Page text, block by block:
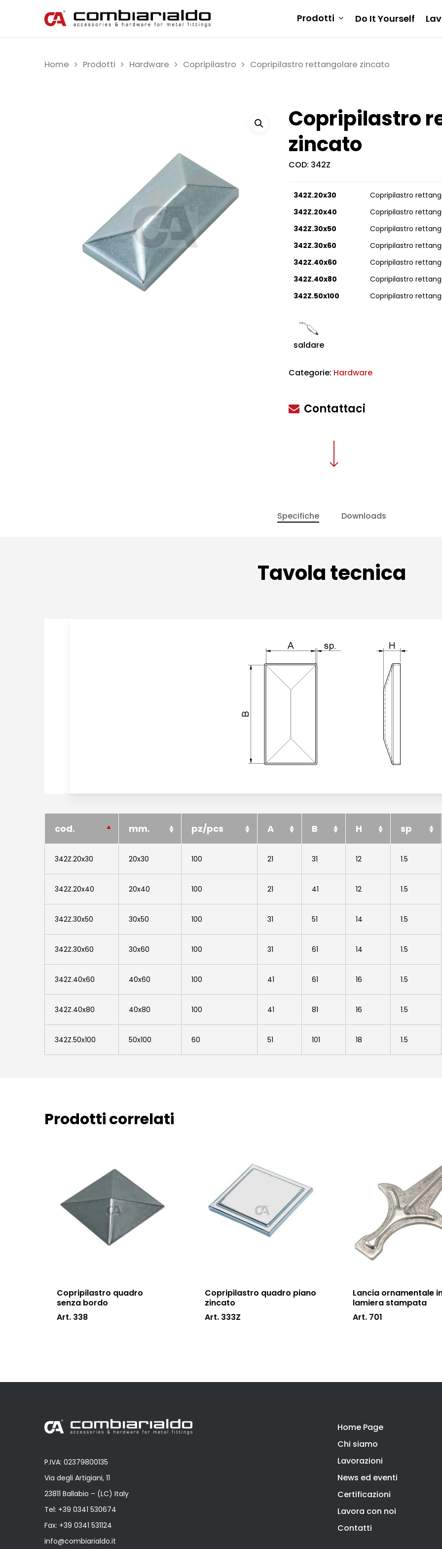
Prodotti Do It Yourself
Home Prodotti Hardware Copripilastro Copripilastro rettangolare zincato
Copripilastro
zincato
COD: 342Z
342Z.20x30
Copripilastro
342Z.20x40
Copripilastro
342Z.30x50
Copripilastro
342Z.30x60
Copripilastro
342Z.40x60
Copripilastro
342Z.40x80
Copripilastro
342Z.50x100
Copripilastro
saldare
Categorie: Hardware
Contattaci
Specifiche Downloads
Tavola tecnica
cod. mm. pz/pcs A B H sp
342Z.20x30 20x30 100 21 31 12 1.5
342Z.20x40 20x40 100 21 41 12 1.5
342Z.30x50 30x50 100 31 51 14 1.5
342Z.30x60 30x60 100 31 61 14 1.5
342Z.40x60 40x60 100 41 61 16 1.5
342Z.40x80 40x80 100 41 81 16 1.5
342Z.50x100 50x100 60 51 101 18 1.5
Prodotti correlati
Copripilastro quadro
senza bordo
Art. 338
Copripilastro quadro piano
zincato
Art. 333Z
Lancia ornamentale
lamiera stampata
Art. 701
P.IVA: 02379800135
Via degli Artigiani, 11
23811 Ballabio – (LC) Italy
Tel: +39 0341 530674
Fax: +39 0341 531124
info@combiarialdo.it
Home Page
Chi siamo
Lavorazioni
News ed eventi
Certificazioni
Lavora con noi
Contatti